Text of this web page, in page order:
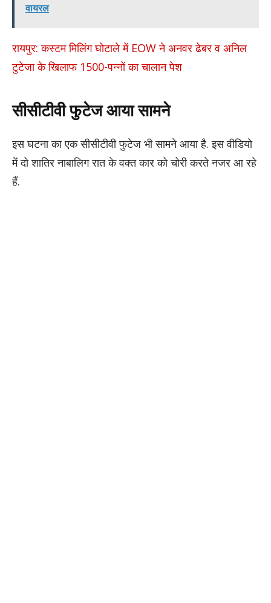
वायरल
रायपुर: कस्टम मिलिंग घोटाले में EOW ने अनवर ढेबर व अनिल
टुटेजा के खिलाफ 1500-पन्नों का चालान पेश
सीसीटीवी फुटेज आया सामने
इस घटना का एक सीसीटीवी फुटेज भी सामने आया है. इस वीडियो
में दो शातिर नाबालिग रात के वक्त कार को चोरी करते नजर आ रहे
हैं.